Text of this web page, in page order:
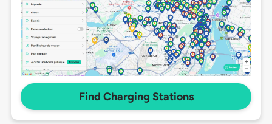
Find Charging Stations